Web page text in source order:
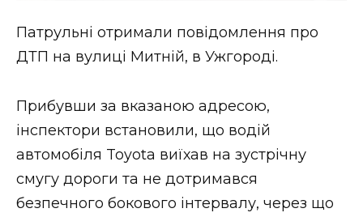
Втрачений Ужгород (відеоверсія)
ЗАКАРПАТСЬКІ НОВИНИ
НОВИНИ ЗАХІДНОЇ УКРАЇНИ
Патрульні отримали повідомлення про
ДТП на вулиці Митній, в Ужгороді.
Прибувши за вказаною адресою,
інспектори встановили, що водій
автомобіля Toyota виїхав на зустрічну
смугу дороги та не дотримався
безпечного бокового інтервалу, через що